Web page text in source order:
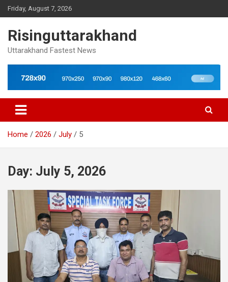
Skip
to
Friday, August 7, 2026
Risinguttarakhand
Uttarakhand Fastest News
Home 2026 July 5
Day: July 5, 2026